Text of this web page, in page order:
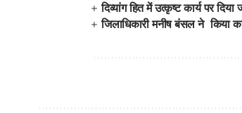
दिव्यांग हित में उत्कृष्ट कार्य पर
जिलाधिकारी मनीष बंसल ने किया